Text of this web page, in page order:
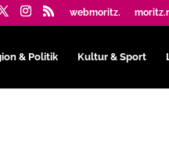
webmoritz.
& Politik Kultur & Sport